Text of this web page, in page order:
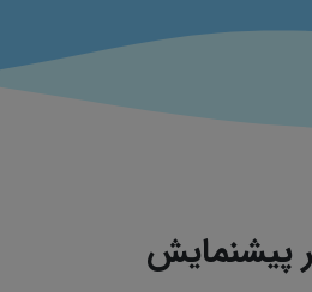
پیشنمایش